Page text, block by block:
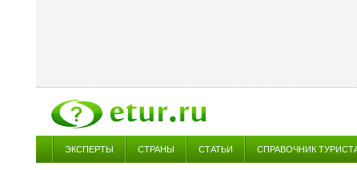
ЭКСПЕРТЫ СТРАНЫ СТАТЬИ СПРАВОЧНИК